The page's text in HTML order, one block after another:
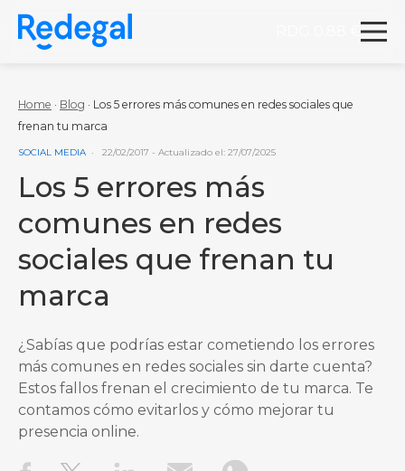
Redegal. Agencia de Marketing digital y desarrollo
Home · Blog · Los 5 errores más comunes en redes sociales que
frenan tu marca
VER MÁS ENTRADAS DE LA CATEGORÍA
SOCIAL MEDIA 22/02/2017 - Actualizado el: 27/07/2025
Los 5 errores más
comunes en redes
sociales que frenan tu
marca
¿Sabías que podrías estar cometiendo los errores
más comunes en redes sociales sin darte cuenta?
Estos fallos frenan el crecimiento de tu marca. Te
contamos cómo evitarlos y cómo mejorar tu
presencia online.